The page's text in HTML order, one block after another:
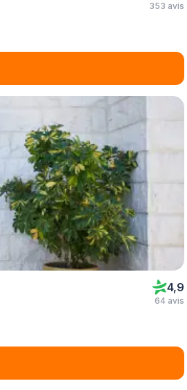
353 avis
4,9
64 avis